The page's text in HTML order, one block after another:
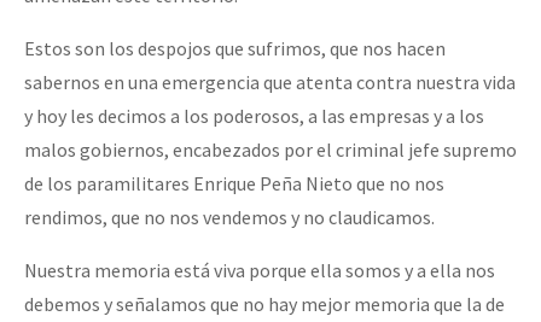
Estos son los despojos que sufrimos, que nos hacen
sabernos en una emergencia que atenta contra nuestra vida
y hoy les decimos a los poderosos, a las empresas y a los
malos gobiernos, encabezados por el criminal jefe supremo
de los paramilitares Enrique Peña Nieto que no nos
rendimos, que no nos vendemos y no claudicamos.
Nuestra memoria está viva porque ella somos y a ella nos
debemos y señalamos que no hay mejor memoria que la de